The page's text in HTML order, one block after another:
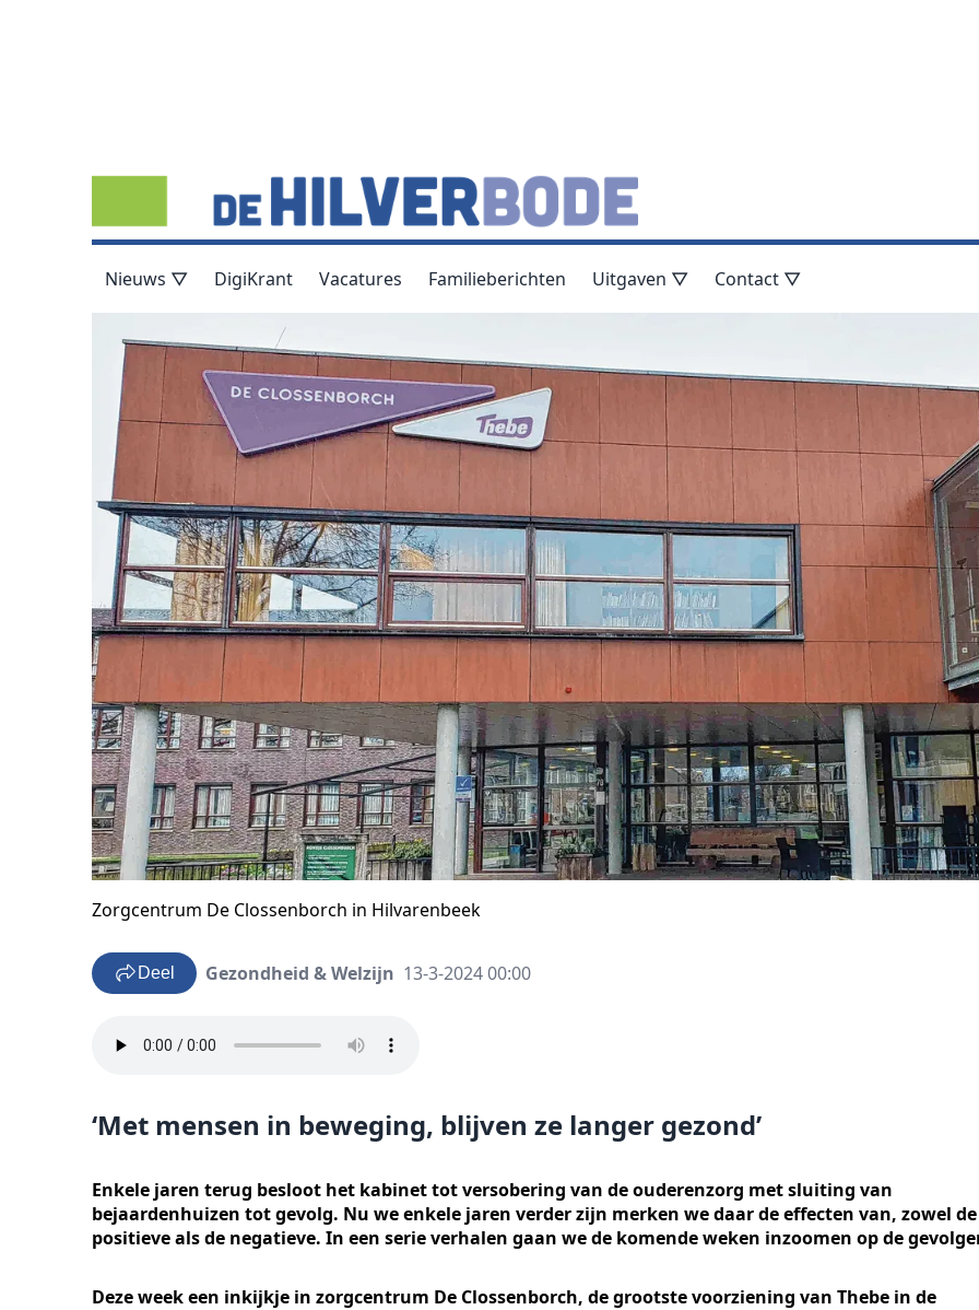
Nieuws ▽ DigiKrant Vacatures Familieberichten Uitgaven ▽ Contact ▽
Zorgcentrum De Clossenborch in Hilvarenbeek
Deel Gezondheid & Welzijn 13-3-2024 00:00
‘Met mensen in beweging, blijven ze langer gezond’
Enkele jaren terug besloot het kabinet tot versobering van de ouderenzorg met sluiting van
bejaardenhuizen tot gevolg. Nu we enkele jaren verder zijn merken we daar de effecten van, zowel de
positieve als de negatieve. In een serie verhalen gaan we de komende weken inzoomen op de
Deze week een inkijkje in zorgcentrum De Clossenborch, de grootste voorziening van Thebe in de